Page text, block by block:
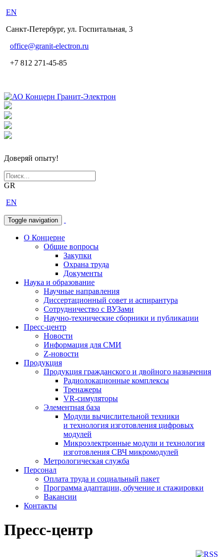
EN
Санкт-Петербург, ул. Госпитальная, 3
office@granit-electron.ru
+7 812 271-45-85
Доверяй опыту!
GR
EN
Toggle navigation
О Концерне
Общие вопросы
Закупки
Охрана труда
Документы
Наука и образование
Научные направления
Диссертационный совет и аспирантура
Сотрудничество с ВУЗами
Научно-технические сборники и публикации
Пресс-центр
Новости
Информация для СМИ
Z-новости
Продукция
Продукция гражданского и двойного назначения
Радиолокационные комплексы
Тренажеры
VR-симуляторы
Элементная база
Модули вычислительной техники
и технология изготовления цифровых
модулей
Микроэлектронные модули и технология
изготовления СВЧ микромодулей
Метрологическая служба
Персонал
Оплата труда и социальный пакет
Программа адаптации, обучение и стажировки
Вакансии
Контакты
Пресс-центр